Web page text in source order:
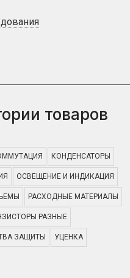
товаров
КОНДЕНСАТОРЫ
ОСВЕЩЕНИЕ И ИНДИКАЦИЯ
РАСХОДНЫЕ МАТЕРИАЛЫ
РАЗНЫЕ
ЗАЩИТЫ УЦЕНКА